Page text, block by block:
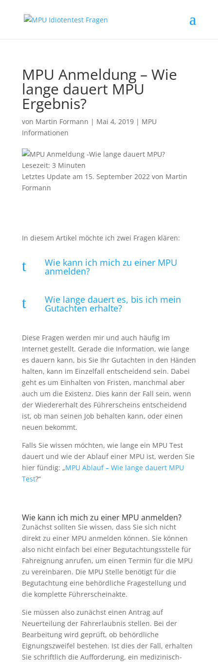
MPU Anmeldung – Wie
lange dauert MPU
Ergebnis?
von Martin Formann | Mai 4, 2019| MPU
Informationen
Lesezeit: 3 Minuten
Letztes Update am 15. September 2022 von Martin
Formann
In diesem Artikel möchte ich zwei Fragen klären:
t Wie kann ich mich zu einer MPU
anmelden?
t Wie lange dauert es, bis ich mein
Gutachten erhalte?
Diese Fragen werden mir und auch häufig im
Internet gestellt. Gerade die Information, wie lange
es dauern kann, bis Sie Ihr Gutachten in den Händen
halten, kann im Einzelfall entscheidend sein. Dabei
geht es um Einhalten von Fristen, manchmal aber
auch um die Existenz. Dies kann der Fall sein, wenn
der Wiedererhalt des Führerscheins entscheidend
ist, ob man seinen Job behalten kann, oder einen
neuen bekommt.
Falls Sie wissen möchten, wie lange ein MPU Test
dauert und wie der Ablauf einer MPU ist, werden Sie
hier fündig: „MPU Ablauf – Wie lange dauert MPU
Test?“
Wie kann ich mich zu einer MPU anmelden?
Zunächst sollten Sie wissen, dass Sie sich nicht
direkt zu einer MPU anmelden können. Sie können
also nicht einfach bei einer Begutachtungsstelle für
Fahreignung anrufen, um einen Termin für die MPU
zu vereinbaren. Die MPU Stelle benötigt für die
Begutachtung eine behördliche Fragestellung und
die komplette Führerscheinakte.
Sie müssen also zunächst einen Antrag auf
Neuerteilung der Fahrerlaubnis stellen. Bei der
Bearbeitung wird geprüft, ob behördliche
Eignungszweifel bestehen. Ist dies der Fall, erhalten
Sie schriftlich die Aufforderung, ein medizinisch-